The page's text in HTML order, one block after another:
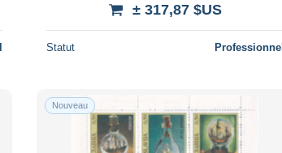
± 317,87 $US
Statut Professionnel
Nouveau